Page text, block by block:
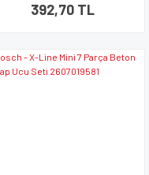
392,70 TL